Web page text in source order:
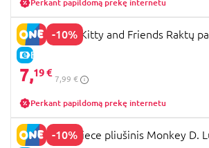
Perkant papildomą prekę internetu
-10%
E-KAINA
YUME Hello Kitty and Friends Raktų
7,19 €
7,99 €
Perkant papildomą prekę internetu
-10%
YUME One Piece pliušinis Monkey D.